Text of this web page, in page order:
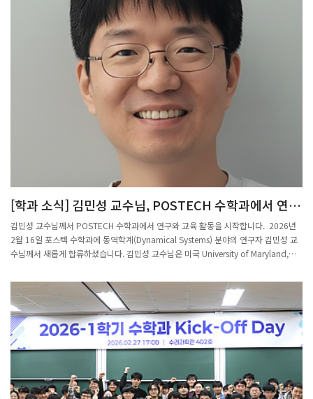
그램으로 구성되었다. 주요 초청 연사로는 칭화대학교 Ling-Bing He 교수, 서울대학교
정인지 교수, 울산과학기술원 최규동 교수가 참여하였으며, 이들을 포함하여 총 11명
의 초청 연사와 8명의 기여 강연 연사가 참가하였다. 전체 일정 동안 총 25회의 강연이
진행되었으며, 참가자들 간의 활발한 학술 교류와 토론이 이루어졌다.
[학과 소식] 김민성 교수님, POSTECH 수학과에서 연구
와 교육 활동을 시작합니다!
김민성 교수님께서 POSTECH 수학과에서 연구와 교육 활동을 시작합니다. 2026년
2월 16일 포스텍 수학과에 동역학계(Dynamical Systems) 분야의 연구자 김민성 교
수님께서 새롭게 합류하셨습니다. 김민성 교수님은 미국 University of Maryland,
발한 연구 활동을 이어오셨습니다. 스웨덴 KTH Royal Institute of Technology에서
박사후연구원(Postdoctoral Fellow)으로 연구를 수행하셨으며, 이탈리아 Scuola
Normale Superiore di Pisa와 폴란드 Nicolaus Copernicus University에서도 연구
원으로 활동하며 국제적인 연구 경험을 쌓아 오셨습니다. 김민성 교수님의 주요 연구
분야는 동역학계(Dynamical Systems)로, 수학적 시스템의 시간에 따른 변화와 구조
를 분석하는 연구를 중심으로 활발한 학문적 활동을 이어가고 있습니다. 다양한 국제
연구 환경에서 축적한 경험을 바탕으로 해당 분야에서 의미 있는 연구 성과를 이어갈
것으로 기대되고 있습니다. 포스텍 수학과는 김민성 교수님의 합류를 진심으로 환영하
며, 앞으로 동역학계 분야에서의 연구와 교육을 통해 학과의 학문적 성장을 함께 이끌